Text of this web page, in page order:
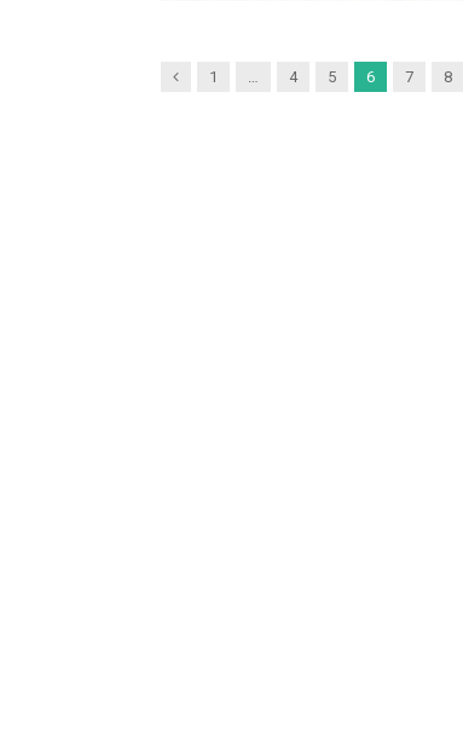
Previous
1 … 4 5 6 7 8